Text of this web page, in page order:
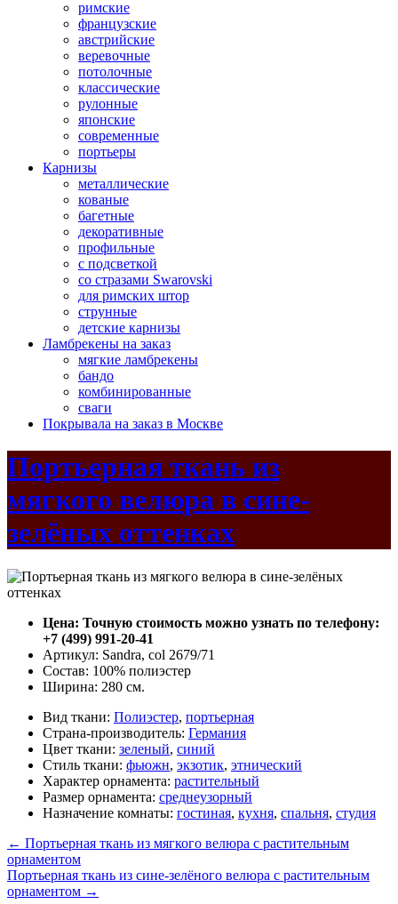
римские
французские
австрийские
веревочные
потолочные
классические
рулонные
японские
современные
портьеры
Карнизы
металлические
кованые
багетные
декоративные
профильные
с подсветкой
со стразами Swarovski
для римских штор
струнные
детские карнизы
Ламбрекены на заказ
мягкие ламбрекены
бандо
комбинированные
сваги
Покрывала на заказ в Москве
Портьерная ткань из
мягкого велюра в сине-
зелёных оттенках
Цена: Точную стоимость можно узнать по телефону:
+7 (499) 991-20-41
Артикул: Sandra, col 2679/71
Состав: 100% полиэстер
Ширина: 280 см.
Вид ткани: Полиэстер, портьерная
Страна-производитель: Германия
Цвет ткани: зеленый, синий
Стиль ткани: фьюжн, экзотик, этнический
Характер орнамента: растительный
Размер орнамента: среднеузорный
Назначение комнаты: гостиная, кухня, спальня, студия
← Портьерная ткань из мягкого велюра с растительным
орнаментом
Портьерная ткань из сине-зелёного велюра с растительным
орнаментом →